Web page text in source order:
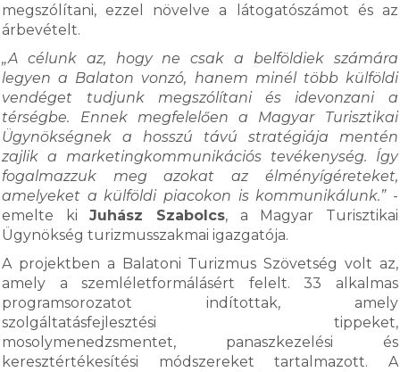
megszólítani, ezzel növelve a látogatószámot és az
árbevételt.
„A célunk az, hogy ne csak a belföldiek számára
legyen a Balaton vonzó, hanem minél több külföldi
vendéget tudjunk megszólítani és idevonzani a
térségbe. Ennek megfelelően a Magyar Turisztikai
Ügynökségnek a hosszú távú stratégiája mentén
zajlik a marketingkommunikációs tevékenység. Így
fogalmazzuk meg azokat az élményígéreteket,
amelyeket a külföldi piacokon is kommunikálunk.”-
emelte kiJuhász Szabolcs, a Magyar Turisztikai
Ügynökség turizmusszakmai igazgatója.
A projektben a Balatoni Turizmus Szövetség volt az,
amely a szemléletformálásért felelt. 33 alkalmas
programsorozatot indítottak, amely
szolgáltatásfejlesztési tippeket,
mosolymenedzsmentet, panaszkezelési és
keresztértékesítési módszereket tartalmazott. A